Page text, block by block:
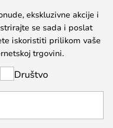
ekskluzivne akcije i
se sada i poslat
iskoristiti prilikom vaše
trgovini.
Društvo